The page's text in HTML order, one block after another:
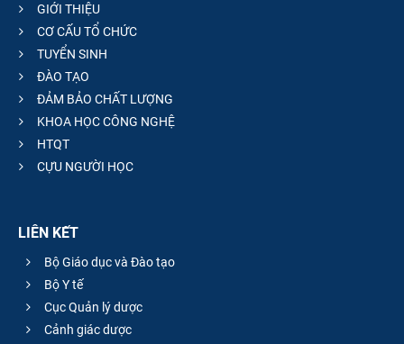
GIỚI THIỆU
CƠ CẤU TỔ CHỨC
TUYỂN SINH
ĐÀO TẠO
ĐẢM BẢO CHẤT LƯỢNG
KHOA HỌC CÔNG NGHỆ
HTQT
CỰU NGƯỜI HỌC
LIÊN KẾT
Bộ Giáo dục và Đào tạo
Bộ Y tế
Cục Quản lý dược
Cảnh giác dược